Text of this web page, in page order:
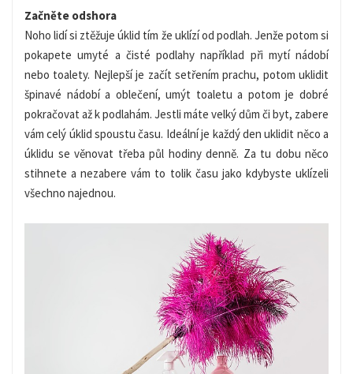
Začněte odshora
Noho lidí si ztěžuje úklid tím že uklízí od podlah. Jenže potom si
pokapete umyté a čisté podlahy například při mytí nádobí
nebo toalety. Nejlepší je začít setřením prachu, potom uklidit
špinavé nádobí a oblečení, umýt toaletu a potom je dobré
pokračovat až k podlahám. Jestli máte velký dům či byt, zabere
vám celý úklid spoustu času. Ideální je každý den uklidit něco a
úklidu se věnovat třeba půl hodiny denně. Za tu dobu něco
stihnete a nezabere vám to tolik času jako kdybyste uklízeli
všechno najednou.